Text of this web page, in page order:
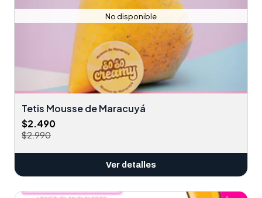
No disponible
Tetis Mousse de Maracuyá
$2.490
$2.990
Ver detalles